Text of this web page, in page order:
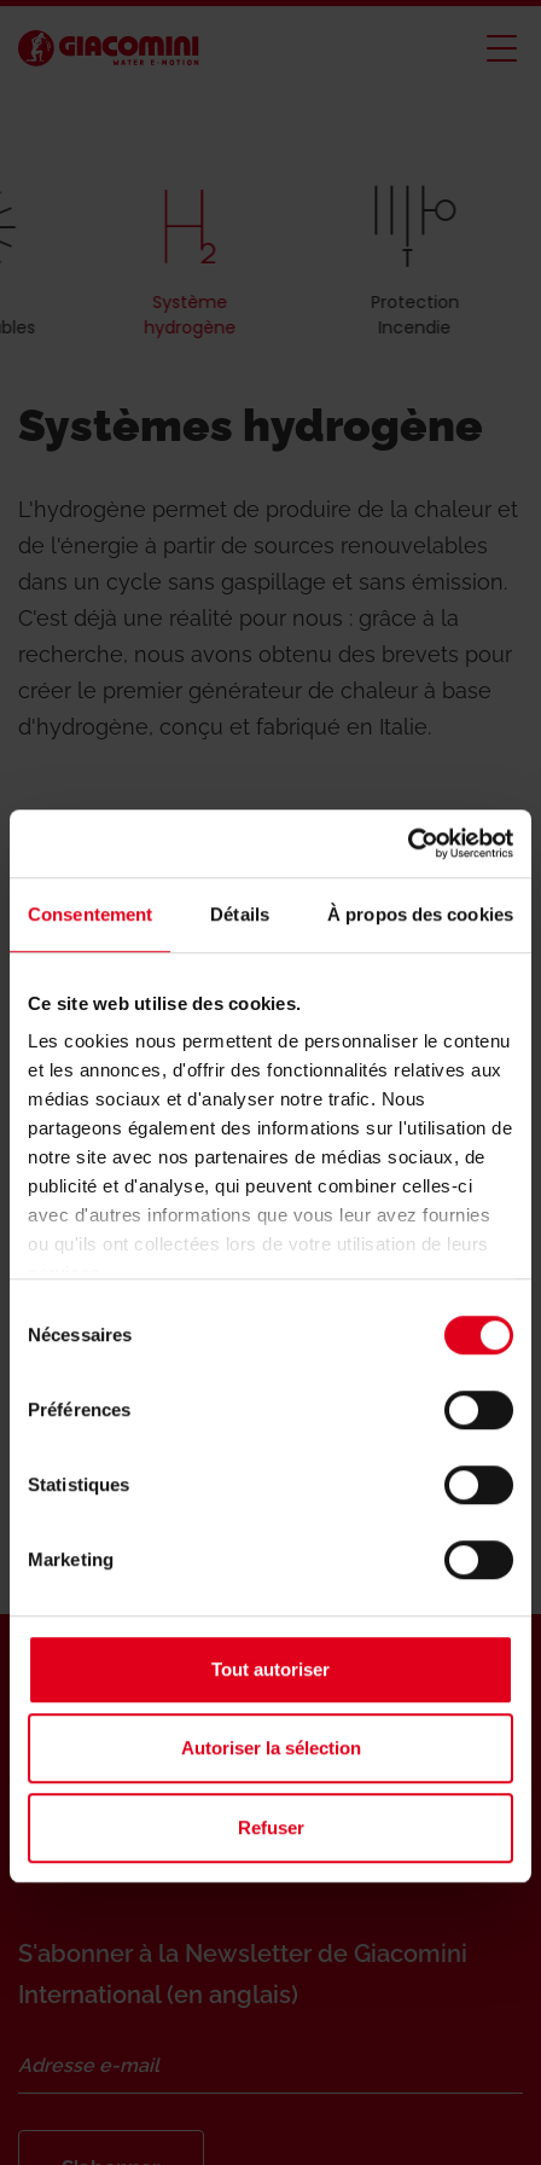
Consentement Détails À propos des cookies
Ce site web utilise des cookies.
Les cookies nous permettent de personnaliser le contenu
et les annonces, d'offrir des fonctionnalités relatives aux
médias sociaux et d'analyser notre trafic. Nous
partageons également des informations sur l'utilisation de
notre site avec nos partenaires de médias sociaux, de
publicité et d'analyse, qui peuvent combiner celles-ci
avec d'autres informations que vous leur avez fournies
ou qu'ils ont collectées lors de votre utilisation de leurs
Nécessaires
Préférences
Statistiques
Marketing
Tout autoriser
Autoriser la sélection
Refuser
Système
hydrogène
Protection
Incendie
Systèmes hydrogène
L'hydrogène permet de produire de la chaleur et
de l'énergie à partir de sources renouvelables
dans un cycle sans gaspillage et sans émission.
C'est déjà une réalité pour nous : grâce à la
recherche, nous avons obtenu des brevets pour
créer le premier générateur de chaleur à base
d'hydrogène, conçu et fabriqué en Italie.
Giacomini & l'Hydrogène
Parc de Pontillault
Rue de Rome - CS30176
77340 Pontault-Combault Cedex
S'abonner à la Newsletter de Giacomini
International (en anglais)